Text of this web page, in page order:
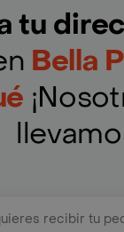
tu
Bella